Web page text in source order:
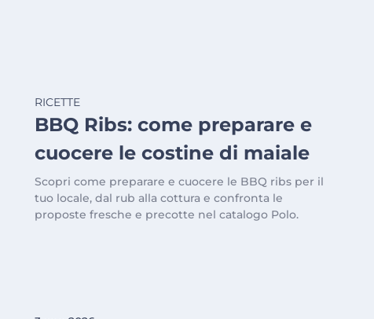
RICETTE
BBQ Ribs: come preparare e
cuocere le costine di maiale
Scopri come preparare e cuocere le BBQ ribs per il
tuo locale, dal rub alla cottura e confronta le
proposte fresche e precotte nel catalogo Polo.